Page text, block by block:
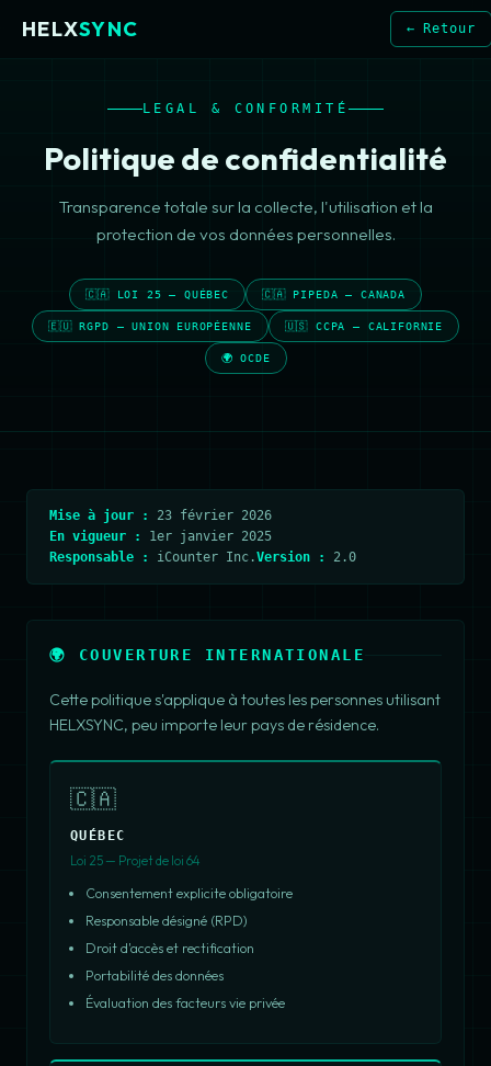
HELXSYNC ← Retour
LEGAL & CONFORMITÉ
Politique de confidentialité
Transparence totale sur la collecte, l'utilisation et la
protection de vos données personnelles.
🇨🇦 LOI 25 — QUÉBEC 🇨🇦 PIPEDA — CANADA
🇪🇺 RGPD — UNION EUROPÉENNE 🇺🇸 CCPA — CALIFORNIE
🌍 OCDE
Mise à jour :
23 février 2026
En vigueur :
1er janvier 2025
Responsable :
iCounter Inc.Version : 2.0
🌍 COUVERTURE INTERNATIONALE
Cette politique s'applique à toutes les personnes utilisant
HELXSYNC, peu importe leur pays de résidence.
🇨🇦
QUÉBEC
Loi 25 — Projet de loi 64
Consentement explicite obligatoire
Responsable désigné (RPD)
Droit d'accès et rectification
Portabilité des données
Évaluation des facteurs vie privée